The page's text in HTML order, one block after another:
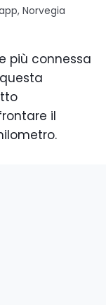
Norvegia
più connessa
il